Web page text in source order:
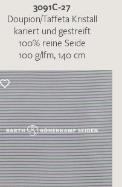
3091C-27
Doupion/Taffeta Kristall
kariert und gestreift
100% reine Seide
100 g/lfm, 140 cm